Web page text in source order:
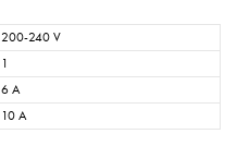
200-240 V
1
6 A
10 A